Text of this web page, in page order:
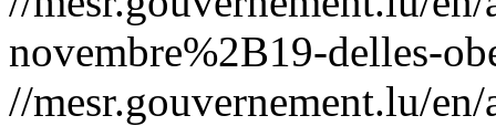
novembre%2B19-delles-
//mesr.gouvernement.lu/